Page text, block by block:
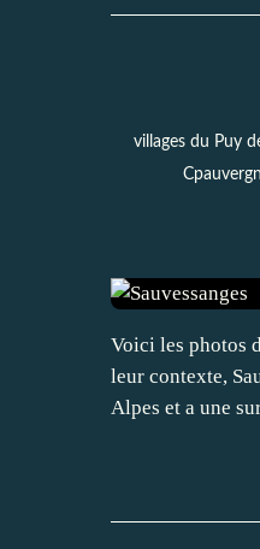
villages du Puy
Voici les photos
leur contexte,
Alpes et a une